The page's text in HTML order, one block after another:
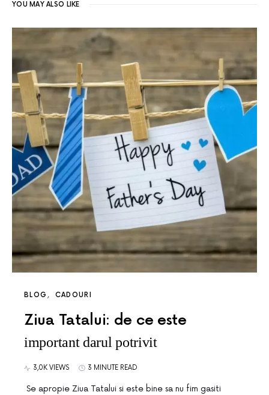
YOU MAY ALSO LIKE
BLOG CADOURI
Ziua Tatalui: de ce este
important darul potrivit
3,0K VIEWS 3 MINUTE READ
Se apropie Ziua Tatalui si este bine sa nu fim gasiti